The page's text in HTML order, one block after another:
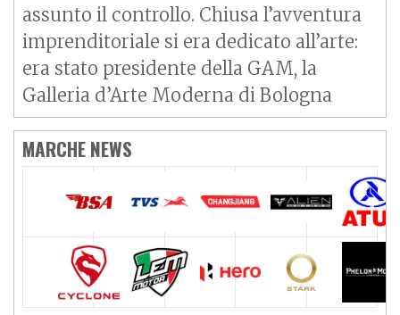
assunto il controllo. Chiusa l’avventura
imprenditoriale si era dedicato all’arte:
era stato presidente della GAM, la
Galleria d’Arte Moderna di Bologna
MARCHE NEWS